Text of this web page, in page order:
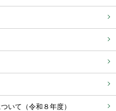
いて（令和８年度）